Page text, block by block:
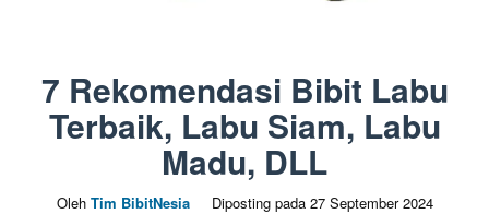
7 Rekomendasi Bibit Labu
Terbaik, Labu Siam, Labu
Madu, DLL
Oleh Tim BibitNesia Diposting pada 27 September 2024